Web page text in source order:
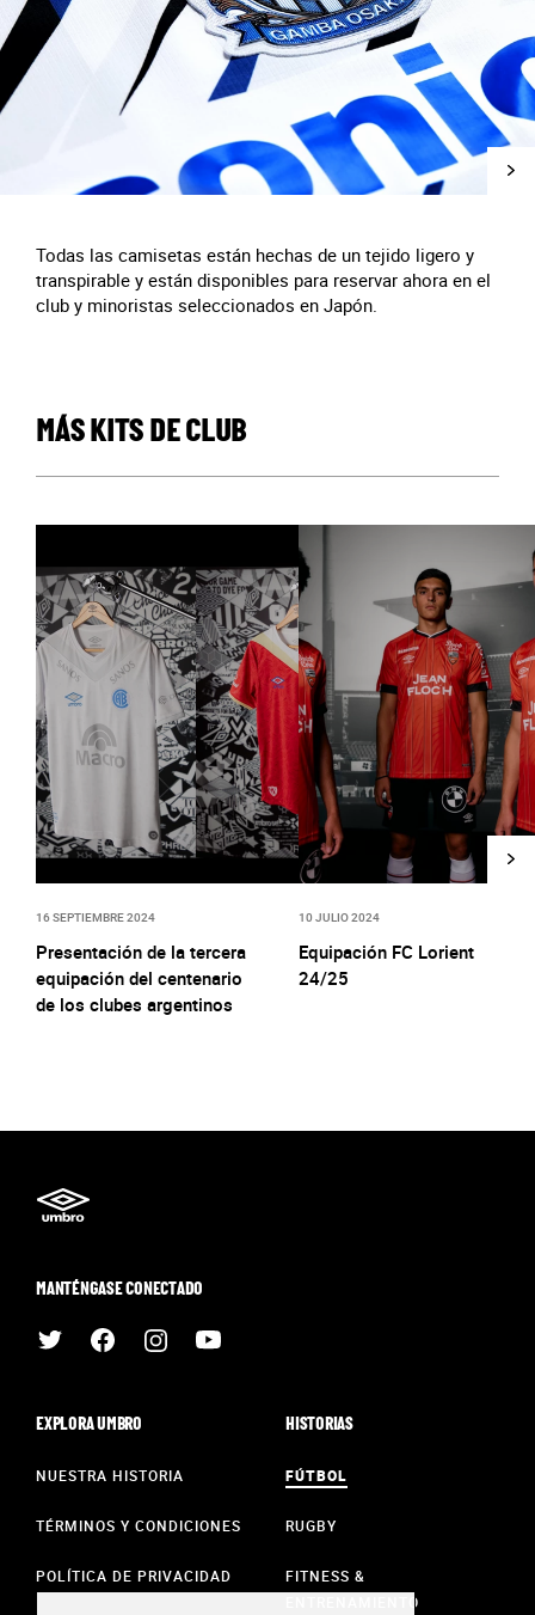
Todas las camisetas están hechas de un tejido ligero y
transpirable y están disponibles para reservar ahora en el
club y minoristas seleccionados en Japón.
MÁS KITS DE CLUB
16 SEPTIEMBRE 2024
Presentación de la tercera
equipación del centenario
de los clubes argentinos
10 JULIO 2024
Equipación FC Lorient
24/25
MANTÉNGASE CONECTADO
EXPLORA UMBRO
NUESTRA HISTORIA
TÉRMINOS Y CONDICIONES
POLÍTICA DE PRIVACIDAD
HISTORIAS
FÚTBOL
RUGBY
FITNESS &
ENTRENAMIENTO